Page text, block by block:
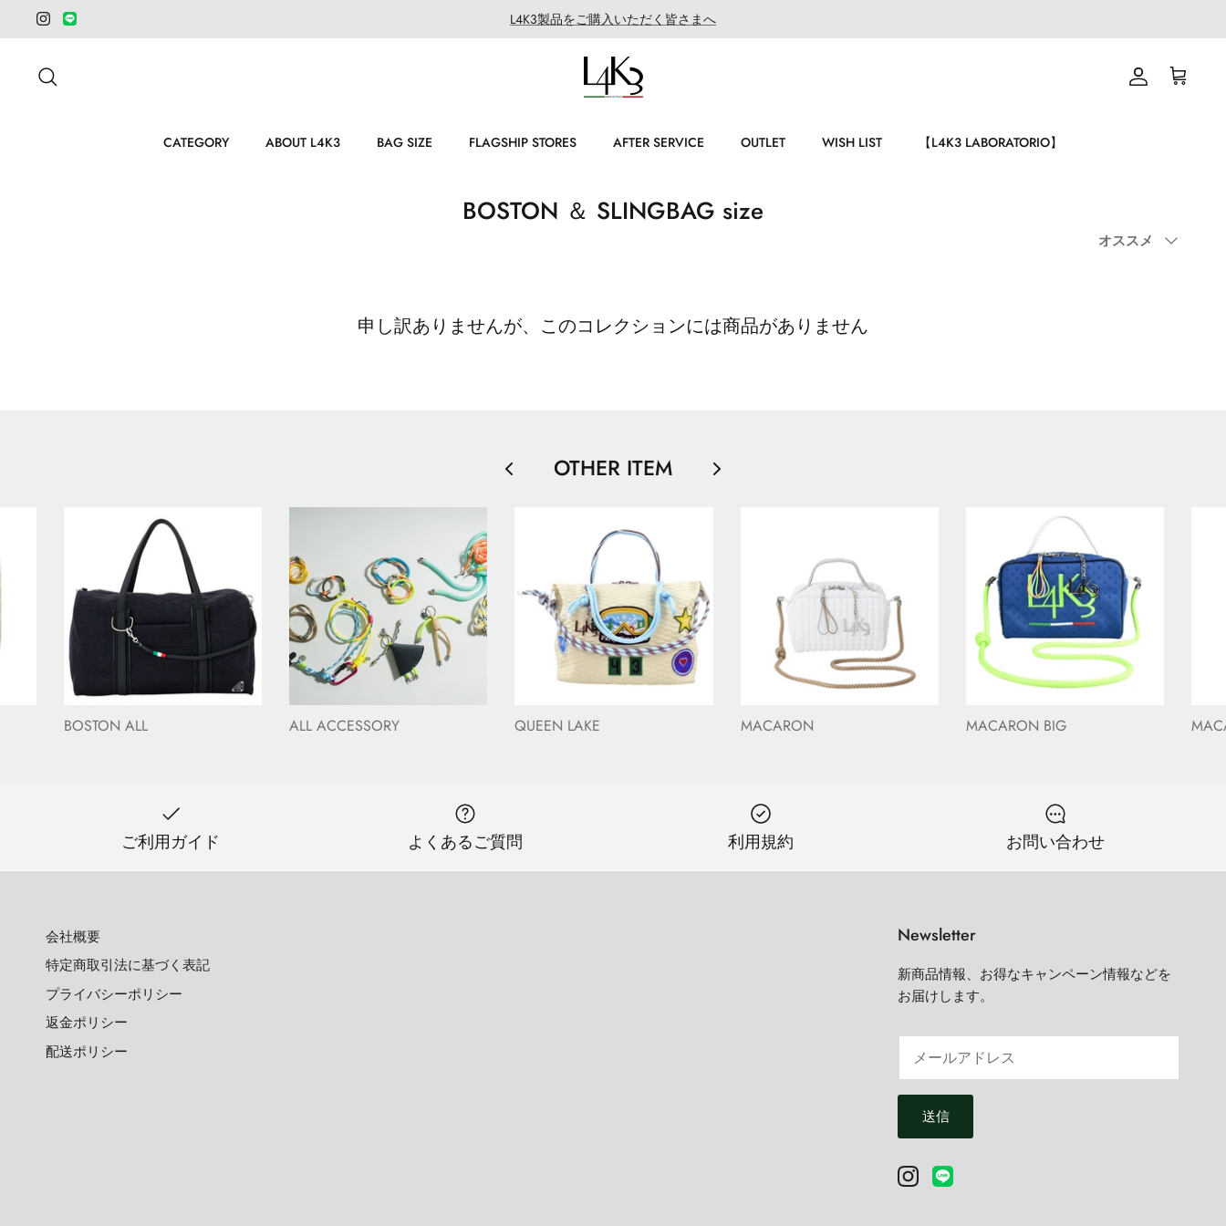
L4K3製品をご購入いただく皆さまへ
カ
CATEGORY ABOUT L4K3 BAG SIZE FLAGSHIP STORES AFTER SERVICE OUTLET WISH LIST 【L4K3 LABORATORIO】
BOSTON ＆ SLINGBAG size
Sort
by
オススメ
申し訳ありませんが、このコレクションには商品がありません
OTHER ITEM
BOSTON ALL ALL ACCESSORY QUEEN LAKE MACARON MACARON BIG
ご利用ガイド よくあるご質問 利用規約 お問い合わせ
会社概要
特定商取引法に基づく表記
プライバシーポリシー
返金ポリシー
配送ポリシー
Newsletter
新商品情報、お得なキャンペーン情報などを
お届けします。
送信